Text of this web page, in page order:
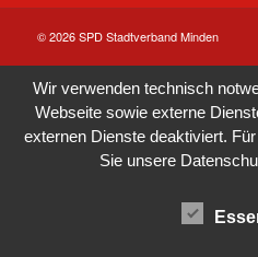
© 2026 SPD Stadtverband Minden
Wir verwenden technisch
Webseite sowie externe
externen Dienste deaktiviert.
Sie unsere